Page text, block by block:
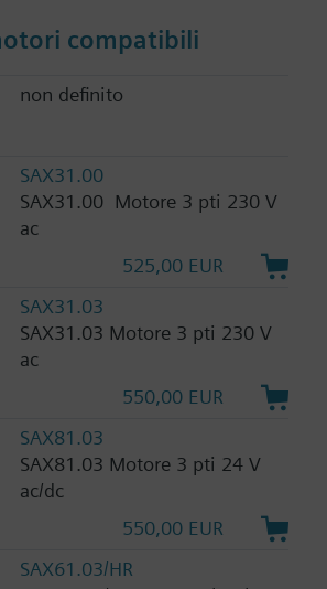
compatibili
non definito
SAX31.00
SAX31.00 Motore 3 pti 230 V
ac
525,00 EUR
SAX31.03
SAX31.03 Motore 3 pti 230 V
ac
550,00 EUR
SAX81.03
SAX81.03 Motore 3 pti 24 V
ac/dc
550,00 EUR
SAX61.03/HR